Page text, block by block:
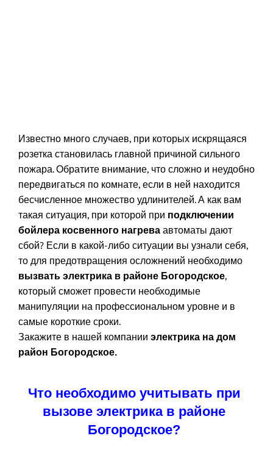
Известно много случаев, при которых искрящаяся
розетка становилась главной причиной сильного
пожара. Обратите внимание, что сложно и неудобно
передвигаться по комнате, если в ней находится
бесчисленное множество удлинителей. А как вам
такая ситуация, при которой при подключении
бойлера косвенного нагрева автоматы дают
сбой? Если в какой-либо ситуации вы узнали себя,
то для предотвращения осложнений необходимо
вызвать электрика в районе Богородское,
который сможет провести необходимые
манипуляции на профессиональном уровне и в
самые короткие сроки.
Закажите в нашей компании электрика на дом
район Богородское.
Что необходимо учитывать при
вызове электрика в районе
Богородское?